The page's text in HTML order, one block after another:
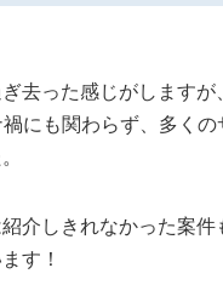
去った感じがします
にも関わらず、多く
介しきれなかった案
す！